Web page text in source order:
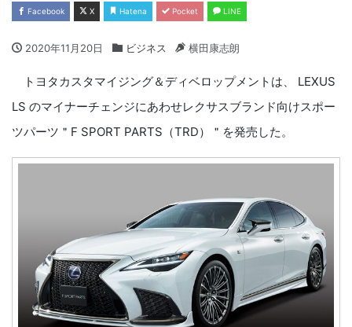
Facebook X Hatena Pocket LINE
2020年11月20日 ビジネス 横田康志朗
トヨタカスタマイジング＆ディベロップメントは、 LEXUS
LS のマイナーチェンジにあわせレクサスブランド向けスポー
ツパーツ＂F SPORT PARTS（TRD）＂を発売した。